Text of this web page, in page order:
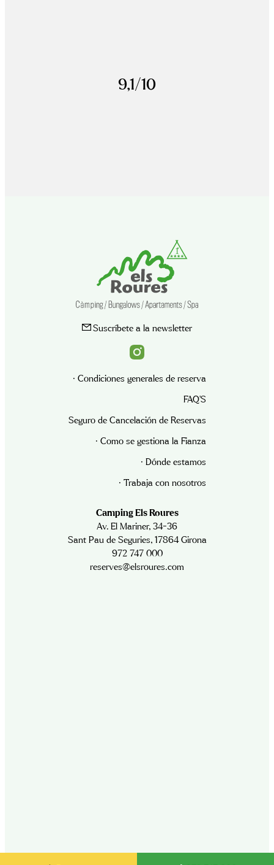
9,1/10
Camping Els Roures
Av. El Mariner, 34-36
Sant Pau de Seguries, 17864 Girona
972 747 000
reserves@elsroures.com
Suscríbete a la newsletter
· Condiciones generales de reserva
FAQ’S
Seguro de Cancelación de Reservas
· Como se gestiona la Fianza
· Dónde estamos
· Trabaja con nosotros